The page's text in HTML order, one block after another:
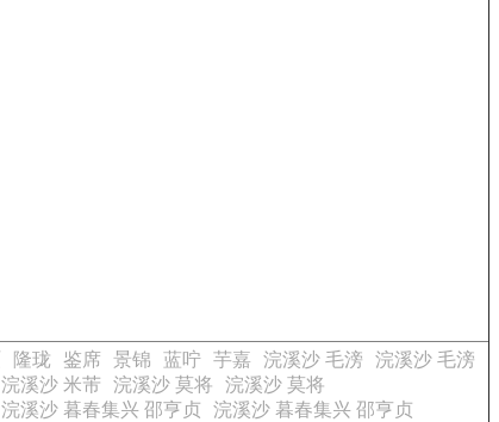
隆珑 鉴席 景锦 蓝咛 芋嘉 浣溪沙 毛滂
浣溪沙 毛滂
浣溪沙 米芾 浣溪沙 莫将
浣溪沙 莫将
浣溪沙 暮春集兴 邵亨贞
浣溪沙 暮春集兴 邵亨贞